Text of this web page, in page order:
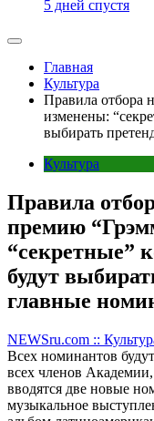
5 дней спустя
Главная
Культура
Правила отбора
изменены:
выбирать
Культура
Правила
премию
“секретные”
будут
главные
NEWSru.com ::
Всех номинантов
всех членов
вводятся две новые
музыкальное